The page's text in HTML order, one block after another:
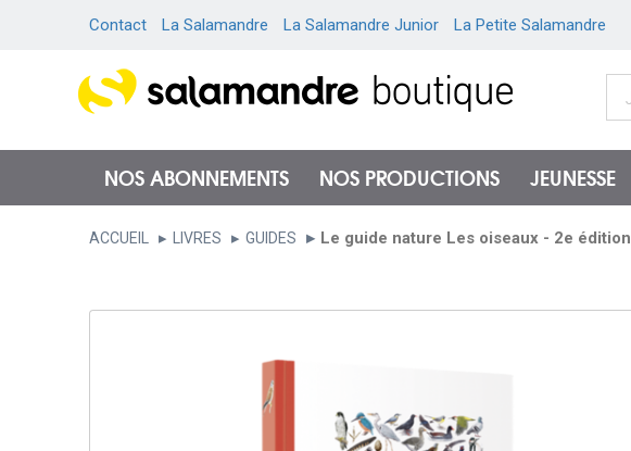
Contact La Salamandre La Salamandre Junior La Petite Salamandre
NOS ABONNEMENTS NOS PRODUCTIONS JEUNESSE
ACCUEIL LIVRES GUIDES Le guide nature Les oiseaux - 2e édition